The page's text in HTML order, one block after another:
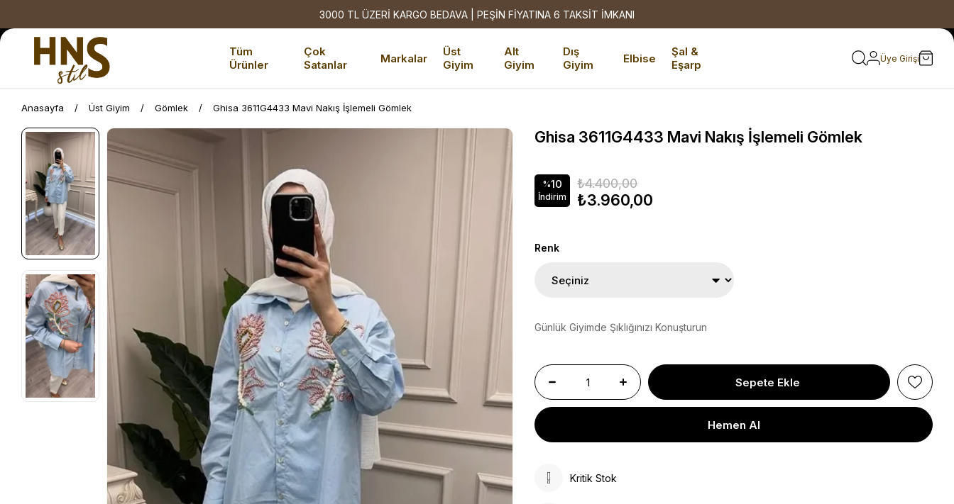
3000 TL ÜZERİ KARGO BEDAVA | PEŞİN FİYATINA 6 TAKSİT İMKANI
Tüm
Ürünler
Çok
Satanlar
Markalar
Üst
Giyim
Alt
Giyim
Dış
Giyim
Elbise
Şal &
Eşarp
Üye Girişi
Anasayfa Üst Giyim Gömlek Ghisa 3611G4433 Mavi Nakış İşlemeli Gömlek
Ghisa 3611G4433 Mavi Nakış İşlemeli Gömlek
%10
İndirim
₺4.400,00
₺3.960,00
Renk
Günlük Giyimde Şıklığınızı Konuşturun
Kritik Stok